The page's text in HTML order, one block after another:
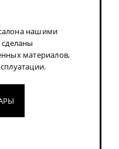
нашими
материалов,